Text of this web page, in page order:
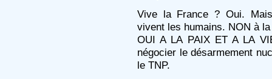
Vive la France ? Oui.
vivent les humains. NON à
OUI A LA PAIX ET A LA
négocier le désarmement
le TNP.